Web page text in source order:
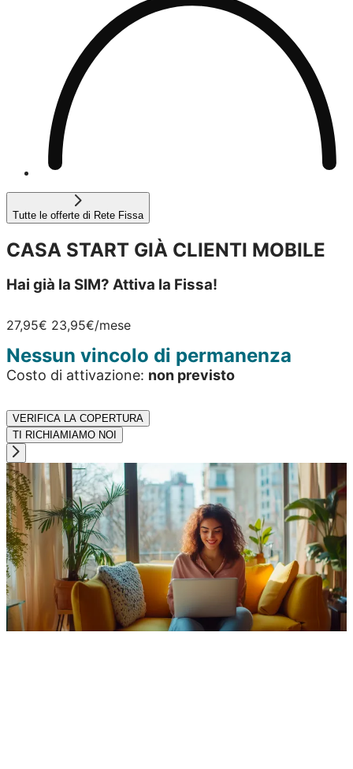
Tutte le offerte di Rete Fissa
CASA START GIÀ CLIENTI MOBILE
Hai già la SIM? Attiva la Fissa!
27,95€ 23,95€/mese
Nessun vincolo di permanenza
Costo di attivazione: non previsto
VERIFICA LA COPERTURA
TI RICHIAMIAMO NOI